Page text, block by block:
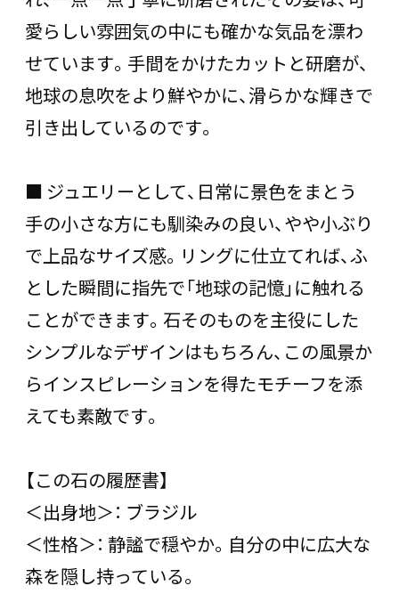
愛らしい雰囲気の中にも確かな気品を漂わ
せています。手間をかけたカットと研磨が、
地球の息吹をより鮮やかに、滑らかな輝きで
引き出しているのです。
■ ジュエリーとして、日常に景色をまとう
手の小さな方にも馴染みの良い、やや小ぶり
で上品なサイズ感。リングに仕立てれば、ふ
とした瞬間に指先で「地球の記憶」に触れる
ことができます。石そのものを主役にした
シンプルなデザインはもちろん、この風景か
らインスピレーションを得たモチーフを添
えても素敵です。
【この石の履歴書】
＜出身地＞： ブラジル
＜性格＞： 静謐で穏やか。自分の中に広大な
森を隠し持っている。